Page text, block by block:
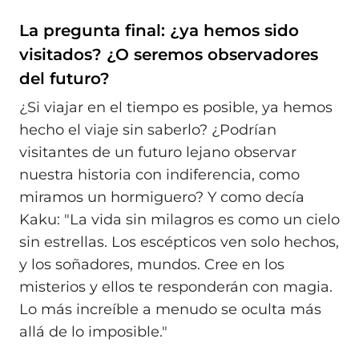
La pregunta final: ¿ya hemos sido
visitados? ¿O seremos observadores
del futuro?
¿Si viajar en el tiempo es posible, ya hemos
hecho el viaje sin saberlo? ¿Podrían
visitantes de un futuro lejano observar
nuestra historia con indiferencia, como
miramos un hormiguero? Y como decía
Kaku: "La vida sin milagros es como un cielo
sin estrellas. Los escépticos ven solo hechos,
y los soñadores, mundos. Cree en los
misterios y ellos te responderán con magia.
Lo más increíble a menudo se oculta más
allá de lo imposible."